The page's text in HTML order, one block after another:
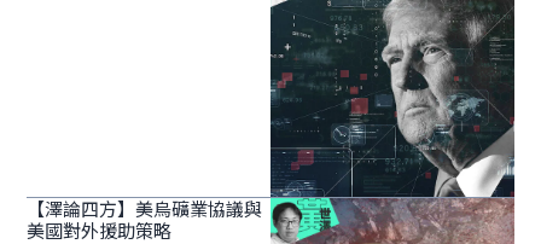
【澤論四方】美烏礦業協議與
美國對外援助策略